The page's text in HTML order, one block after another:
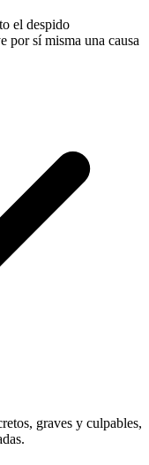
el despido
por sí misma una causa
graves y culpables,